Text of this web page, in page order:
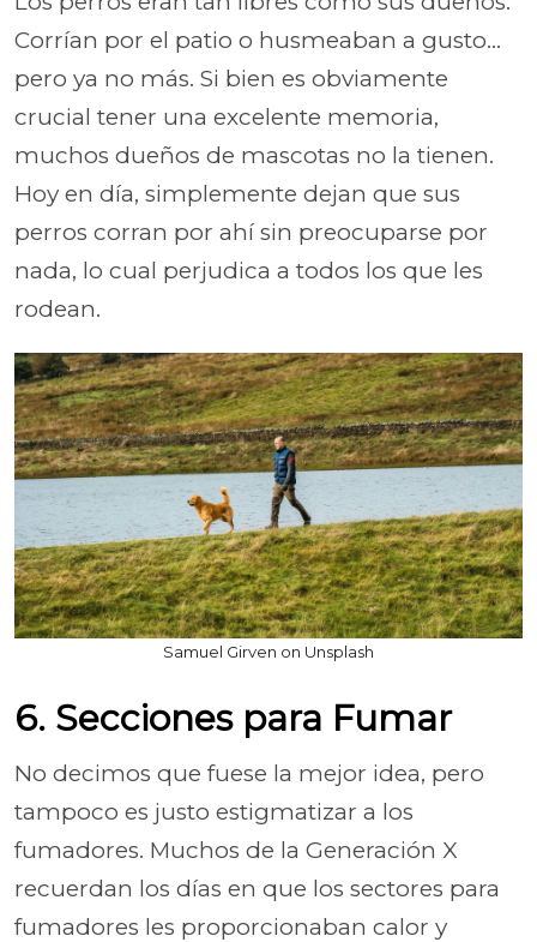
Corrían por el patio o husmeaban a gusto...
pero ya no más. Si bien es obviamente
crucial tener una excelente memoria,
muchos dueños de mascotas no la tienen.
Hoy en día, simplemente dejan que sus
perros corran por ahí sin preocuparse por
nada, lo cual perjudica a todos los que les
rodean.
Samuel Girven on Unsplash
6. Secciones para Fumar
No decimos que fuese la mejor idea, pero
tampoco es justo estigmatizar a los
fumadores. Muchos de la Generación X
recuerdan los días en que los sectores para
fumadores les proporcionaban calor y